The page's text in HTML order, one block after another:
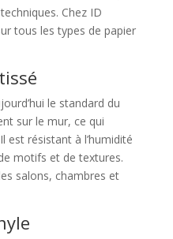
Chez ID
tous les types de papier
le standard du
sur le mur, ce qui
est résistant à l’humidité
motifs et de textures.
salons, chambres et